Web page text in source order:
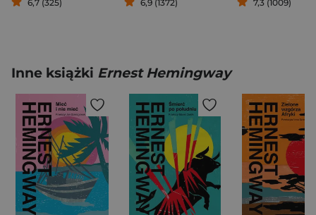
6,7 (325) 6,9 (1372) 7,3 (1009)
Inne książki Ernest Hemingway